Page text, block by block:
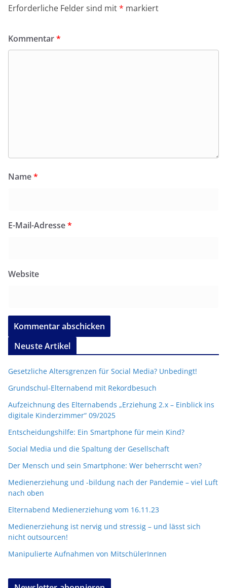
Erforderliche Felder sind mit* markiert
Kommentar*
Name*
E-Mail-Adresse*
Website
Neuste Artikel
Gesetzliche Altersgrenzen für Social Media? Unbedingt!
Grundschul-Elternabend mit Rekordbesuch
Aufzeichnung des Elternabends „Erziehung 2.x – Einblick ins
digitale Kinderzimmer“ 09/2025
Entscheidungshilfe: Ein Smartphone für mein Kind?
Social Media und die Spaltung der Gesellschaft
Der Mensch und sein Smartphone: Wer beherrscht wen?
Medienerziehung und -bildung nach der Pandemie – viel Luft
nach oben
Elternabend Medienerziehung vom 16.11.23
Medienerziehung ist nervig und stressig – und lässt sich
nicht outsourcen!
Manipulierte Aufnahmen von MitschülerInnen